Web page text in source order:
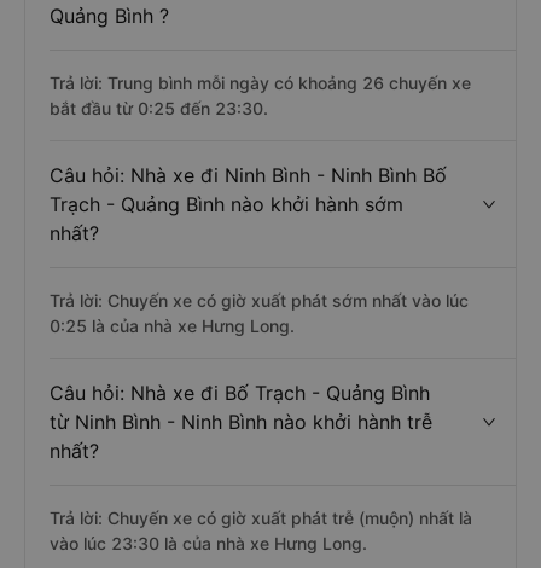
Quảng Bình ?
Trả lời: Trung bình mỗi ngày có khoảng 26 chuyến xe
bắt đầu từ 0:25 đến 23:30.
Câu hỏi: Nhà xe đi Ninh Bình - Ninh Bình Bố
Trạch - Quảng Bình nào khởi hành sớm
nhất?
Trả lời: Chuyến xe có giờ xuất phát sớm nhất vào lúc
0:25 là của nhà xe Hưng Long.
Câu hỏi: Nhà xe đi Bố Trạch - Quảng Bình
từ Ninh Bình - Ninh Bình nào khởi hành trễ
nhất?
Trả lời: Chuyến xe có giờ xuất phát trễ (muộn) nhất là
vào lúc 23:30 là của nhà xe Hưng Long.